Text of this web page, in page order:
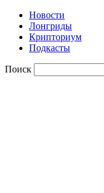
Новости
Лонгриды
Крипториум
Подкасты
Поиск